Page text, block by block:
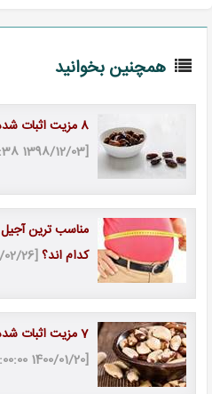
همچنین بخوانید
8 مزیت اثبات شده سلامتی خرما | خواص خرما
[1398/12/03 09:05:38]
مناسب ترین
کدام اند؟[1399/02/26 12:30:52]
7 مزیت اثبات شده آجیل برزیلی برای سلامتی
[1400/01/20 00:00:00]